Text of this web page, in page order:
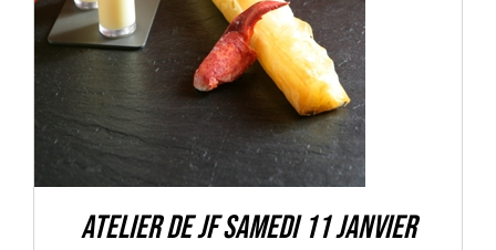
Atelier de JF Samedi 11 Janvier